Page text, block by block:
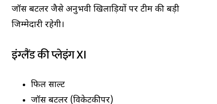
जॉस बटलर जैसे अनुभवी खिलाड़ियों पर टीम की बड़ी
जिम्मेदारी रहेगी।
इंग्लैंड की प्लेइंग XI
फिल साल्ट
जॉस बटलर (विकेटकीपर)